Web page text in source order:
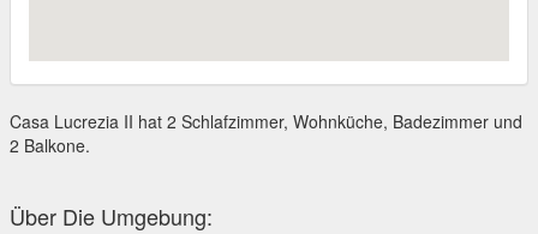
Casa Lucrezia II hat 2 Schlafzimmer, Wohnküche, Badezimmer und
2 Balkone.
Über Die Umgebung: